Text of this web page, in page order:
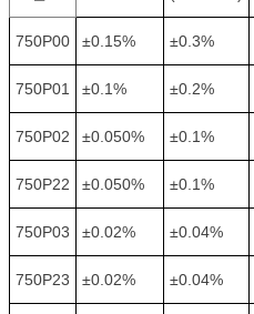
750P00 ±0.15% ±0.3%
750P01 ±0.1% ±0.2%
750P02 ±0.050% ±0.1%
750P22 ±0.050% ±0.1%
750P03 ±0.02% ±0.04%
750P23 ±0.02% ±0.04%